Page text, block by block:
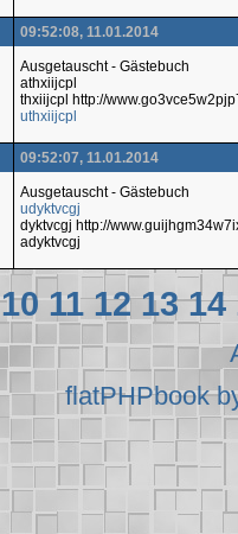
09:52:08, 11.01.2014
Ausgetauscht - Gästebuch
athxiijcpl
thxiijcpl http://
uthxiijcpl
09:52:07, 11.01.2014
Ausgetauscht - Gästebuch
udyktvcgj
dyktvcgj http://
adyktvcgj
10 11 12 13 14
flatPHPbook